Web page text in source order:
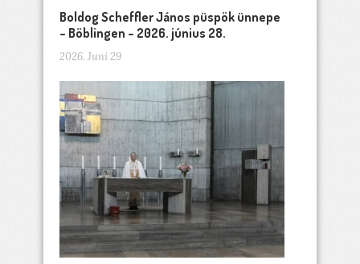
Boldog Scheffler János püspök ünnepe
– Böblingen – 2026. június 28.
2026. Juni 29